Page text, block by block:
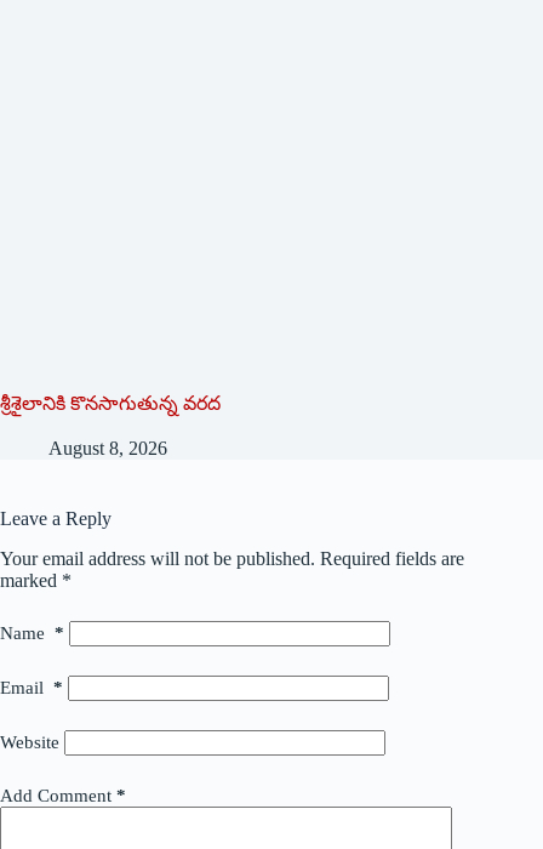
శ్రీశైలానికి కొనసాగుతున్న వరద
August 8, 2026
Leave a Reply
Your email address will not be published. Required fields are
marked *
Name *
Email *
Website
Add Comment *